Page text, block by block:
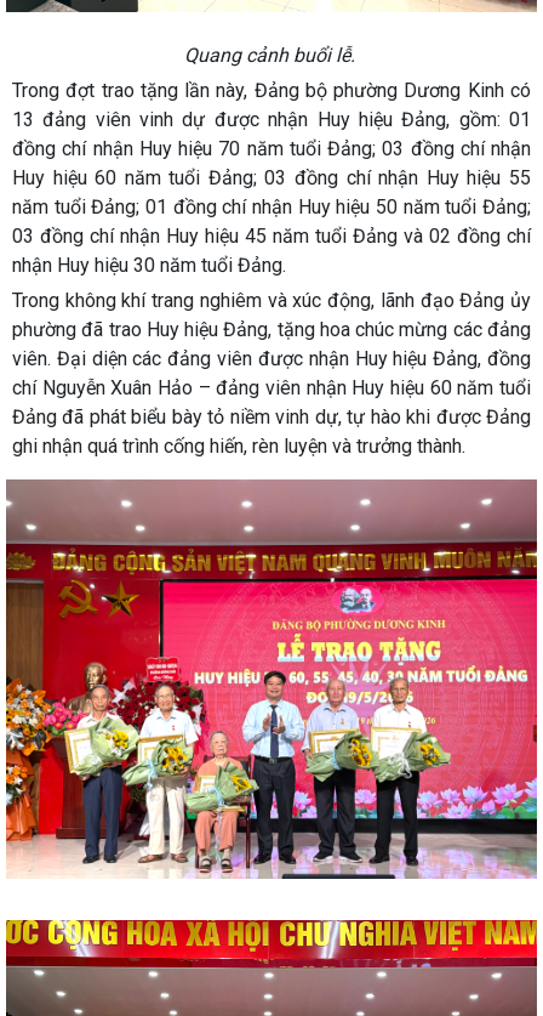
Quang cảnh buổi lễ.
Trong đợt trao tặng lần này, Đảng bộ phường Dương Kinh có
13 đảng viên vinh dự được nhận Huy hiệu Đảng, gồm: 01
đồng chí nhận Huy hiệu 70 năm tuổi Đảng; 03 đồng chí nhận
Huy hiệu 60 năm tuổi Đảng; 03 đồng chí nhận Huy hiệu 55
năm tuổi Đảng; 01 đồng chí nhận Huy hiệu 50 năm tuổi Đảng;
03 đồng chí nhận Huy hiệu 45 năm tuổi Đảng và 02 đồng chí
nhận Huy hiệu 30 năm tuổi Đảng.
Trong không khí trang nghiêm và xúc động, lãnh đạo Đảng ủy
phường đã trao Huy hiệu Đảng, tặng hoa chúc mừng các đảng
viên. Đại diện các đảng viên được nhận Huy hiệu Đảng, đồng
chí Nguyễn Xuân Hảo – đảng viên nhận Huy hiệu 60 năm tuổi
Đảng đã phát biểu bày tỏ niềm vinh dự, tự hào khi được Đảng
ghi nhận quá trình cống hiến, rèn luyện và trưởng thành.